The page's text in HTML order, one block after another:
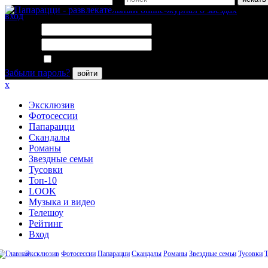
вход
Забыли пароль?
войти
x
Эксклюзив
Фотосессии
Папарацци
Скандалы
Романы
Звездные семьи
Тусовки
Топ-10
LOOK
Музыка и видео
Телешоу
Рейтинг
Вход
Эксклюзив Фотосессии Папарацци Скандалы Романы Звездные семьи Тусовки